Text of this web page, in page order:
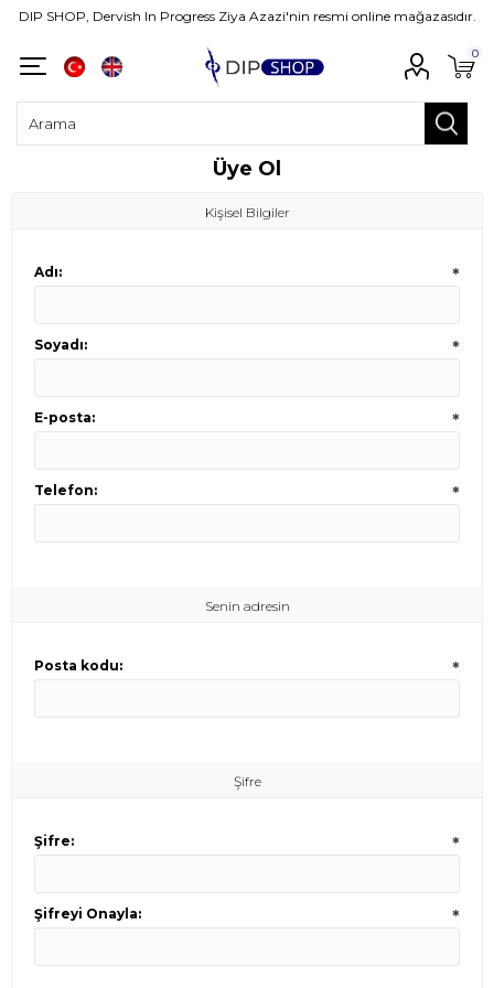
DIP SHOP, Dervish In Progress Ziya Azazi'nin resmi online mağazasıdır.
0
Üye Ol
Kişisel Bilgiler
Adı: *
Soyadı: *
E-posta: *
Telefon: *
Senin adresin
Posta kodu: *
Şifre
Şifre: *
Şifreyi Onayla: *